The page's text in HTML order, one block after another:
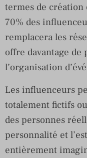
termes de création
70% des
remplacera les
offre davantage
l’organisation
Les influenceurs
totalement fictifs
des personnes
personnalité et
entièrement